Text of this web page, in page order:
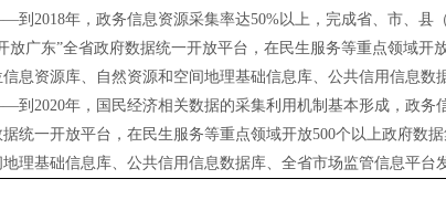
到2018年，政务信息资源采集率达50%以上，完成省、市、县
放广东”全省政府数据统一开放平台，在民生服务等重点领域
信息资源库、自然资源和空间地理基础信息库、公共信用信息数
到2020年，国民经济相关数据的采集利用机制基本形成，政务
统一开放平台，在民生服务等重点领域开放500个以上政府数
理基础信息库、公共信用信息数据库、全省市场监管信息平台